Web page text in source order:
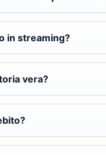
in streaming?
vera?